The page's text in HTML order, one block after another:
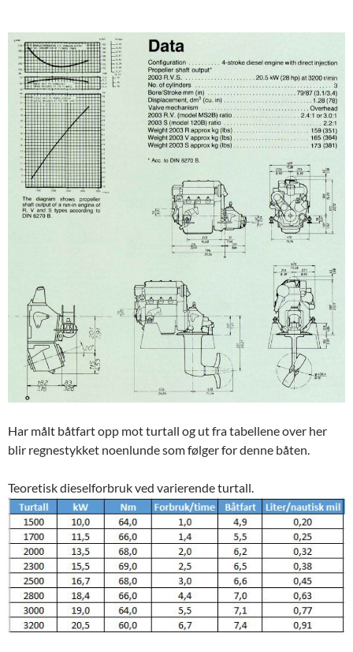
Har målt båtfart opp mot turtall og ut fra tabellene over her
blir regnestykket noenlunde som følger for denne båten.
Teoretisk dieselforbruk ved varierende turtall.